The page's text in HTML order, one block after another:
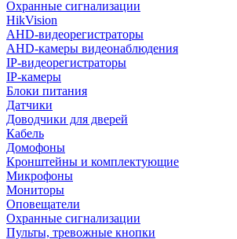
Охранные сигнализации
HikVision
AHD-видеорегистраторы
AHD-камеры видеонаблюдения
IP-видеорегистраторы
IP-камеры
Блоки питания
Датчики
Доводчики для дверей
Кабель
Домофоны
Кронштейны и комплектующие
Микрофоны
Мониторы
Оповещатели
Охранные сигнализации
Пульты, тревожные кнопки